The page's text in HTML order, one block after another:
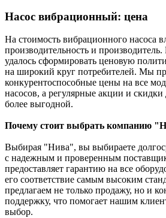
Насос вибрационный: цена
На стоимость вибрационного насоса
производительность и
удалось сформировать ценовую
на широкий круг потребителей. Мы
конкурентоспособные цены на все
насосов, а регулярные акции и
более выгодной.
Почему стоит выбрать компанию
Выбирая "Нива", вы выбираете
с надежным и проверенным
предоставляет гарантию на все
его соответствие самым высоким
предлагаем не только продажу, но и
поддержку, что помогает нашим
выбор.